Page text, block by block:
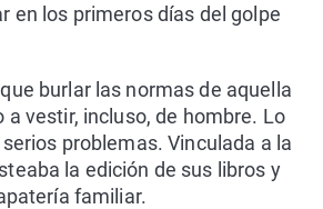
en los primeros días del golpe
burlar las normas de aquella
a vestir, incluso, de hombre. Lo
problemas. Vinculada a la
la edición de sus libros y
familiar.